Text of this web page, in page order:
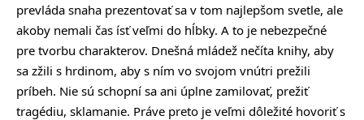
prevláda snaha prezentovať sa v tom najlepšom svetle, ale
akoby nemali čas ísť veľmi do hĺbky. A to je nebezpečné
pre tvorbu charakterov. Dnešná mládež nečíta knihy, aby
sa zžili s hrdinom, aby s ním vo svojom vnútri prežili
príbeh. Nie sú schopní sa ani úplne zamilovať, prežiť
tragédiu, sklamanie. Práve preto je veľmi dôležité hovoriť s